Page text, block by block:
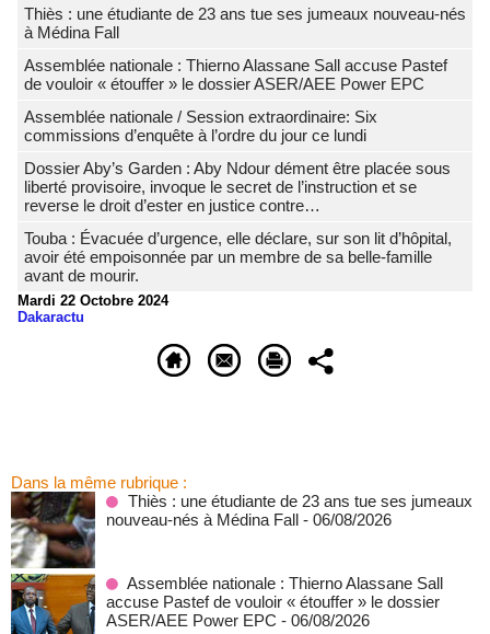
Thiès : une étudiante de 23 ans tue ses jumeaux nouveau-nés
à Médina Fall
Assemblée nationale : Thierno Alassane Sall accuse Pastef
de vouloir « étouffer » le dossier ASER/AEE Power EPC
Assemblée nationale / Session extraordinaire: Six
commissions d’enquête à l’ordre du jour ce lundi
Dossier Aby’s Garden : Aby Ndour dément être placée sous
liberté provisoire, invoque le secret de l’instruction et se
reverse le droit d’ester en justice contre…
Touba : Évacuée d’urgence, elle déclare, sur son lit d’hôpital,
avoir été empoisonnée par un membre de sa belle-famille
avant de mourir.
Mardi 22 Octobre 2024
Dakaractu
Dans la même rubrique :
Thiès : une étudiante de 23 ans tue ses jumeaux
nouveau-nés à Médina Fall - 06/08/2026
Assemblée nationale : Thierno Alassane Sall
accuse Pastef de vouloir « étouffer » le dossier
ASER/AEE Power EPC - 06/08/2026